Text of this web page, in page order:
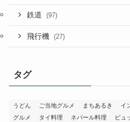
鉄道 (97)
飛行機 (27)
タグ
うどん ご当地グルメ まちあるき イ
グルメ
タイ料理 ネパール料理 ビュ